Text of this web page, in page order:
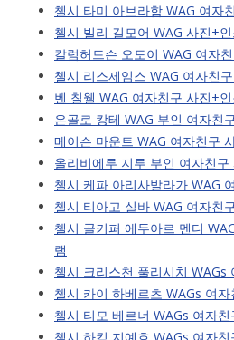
첼시 타미 아브라함 WAG 여자
첼시 빌리 길모어 WAG 사진+
칼럼허드슨 오도이 WAG 여자
첼시 리스제임스 WAG 여자친
벤 칠웰 WAG 여자친구 사진+
은골로 캉테 WAG 부인 여자친
메이슨 마운트 WAG 여자친구
올리비에루 지루 부인 여자친
첼시 케파 아리사발라가 WAG
첼시 티아고 실바 WAG 여자친
첼시 골키퍼 에두아르 멘디
램
첼시 크리스천 풀리시치 WAGs
첼시 카이 하베르츠 WAGs 여
첼시 티모 베르너 WAGs 여자